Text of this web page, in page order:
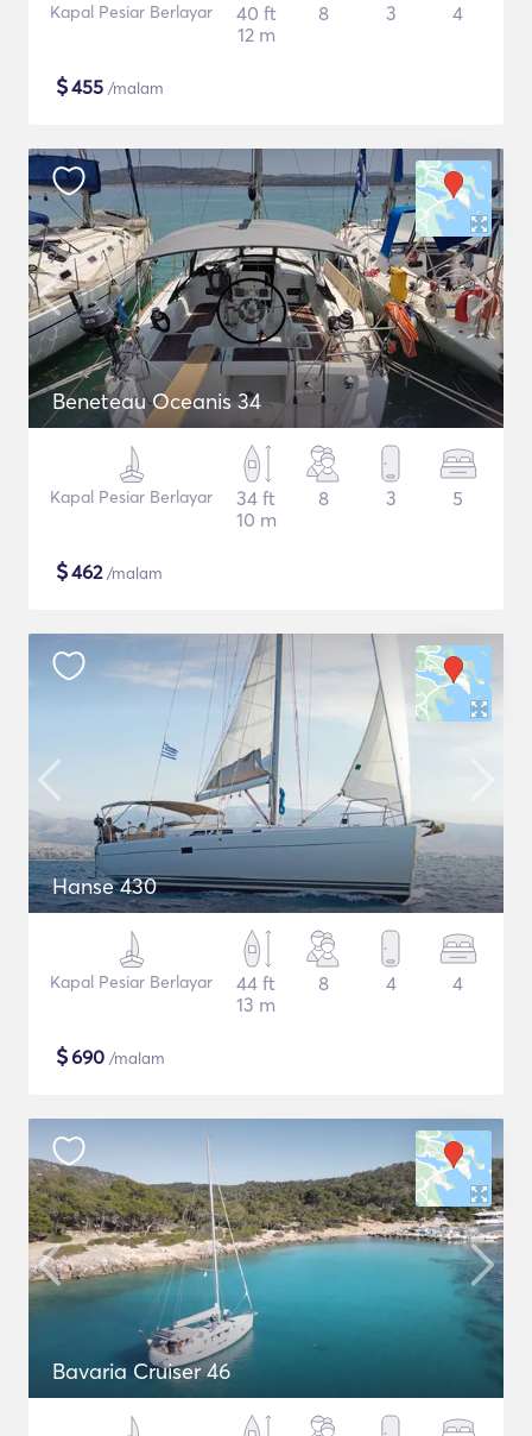
Kapal Pesiar Berlayar
40 ft
12 m
8 3 4
$455 /malam
Beneteau Oceanis 34
Kapal Pesiar Berlayar
34 ft
10 m
8 3 5
$462/malam
Hanse 430
Kapal Pesiar Berlayar
44 ft
13 m
8 4 4
$690 /malam
Bavaria Cruiser 46